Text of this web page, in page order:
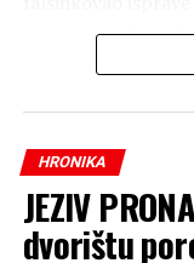
novca, saopšteno
u službi, te
HRONIKA
JEZIV
dvorištu